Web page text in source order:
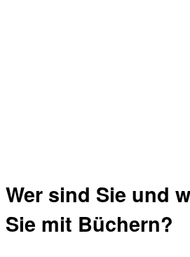
Wer sind Sie und
Sie mit Büchern?